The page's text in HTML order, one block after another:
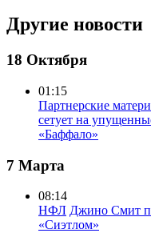
Другие новости
18 Октября
01:15
Партнерские
сетует на
«Баффало»
7 Марта
08:14
НФЛ Джино Смит
«Сиэтлом»